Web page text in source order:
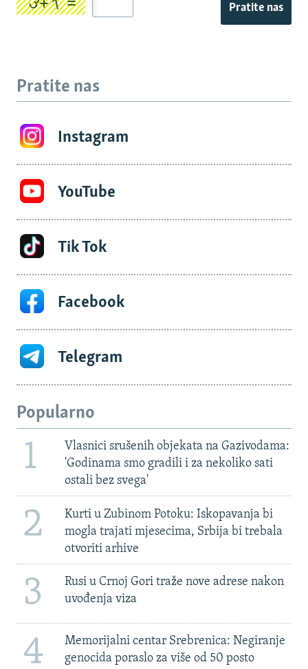
Pratite nas
Pratite nas
Instagram
YouTube
Tik Tok
Facebook
Telegram
Popularno
1
Vlasnici srušenih objekata na Gazivodama:
'Godinama smo gradili i za nekoliko sati
ostali bez svega'
2
Kurti u Zubinom Potoku: Iskopavanja bi
mogla trajati mjesecima, Srbija bi trebala
otvoriti arhive
3
Rusi u Crnoj Gori traže nove adrese nakon
uvođenja viza
4
Memorijalni centar Srebrenica: Negiranje
genocida poraslo za više od 50 posto